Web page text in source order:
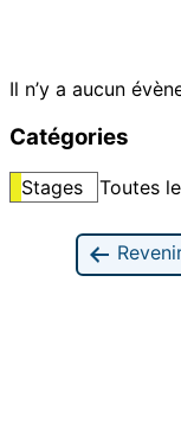
Il n’y a aucun
Catégories
Stages Toutes